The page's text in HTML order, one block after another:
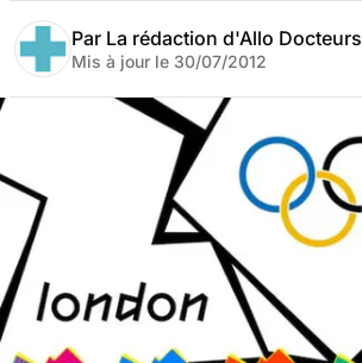
Par La rédaction d'Allo Docteurs
Mis à jour le 30/07/2012